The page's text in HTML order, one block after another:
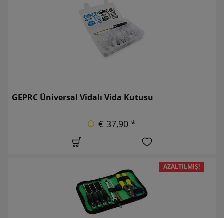
GEPRC Üniversal Vidalı Vida Kutusu
€ 37,90 *
AZALTILMIŞ!